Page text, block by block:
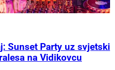
Sunset Party uz svjetski
na Vidikovcu